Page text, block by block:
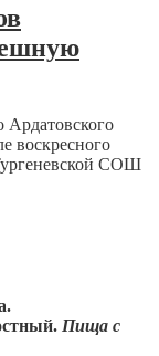
Ардатовского
воскресного
СОШ
Пища с